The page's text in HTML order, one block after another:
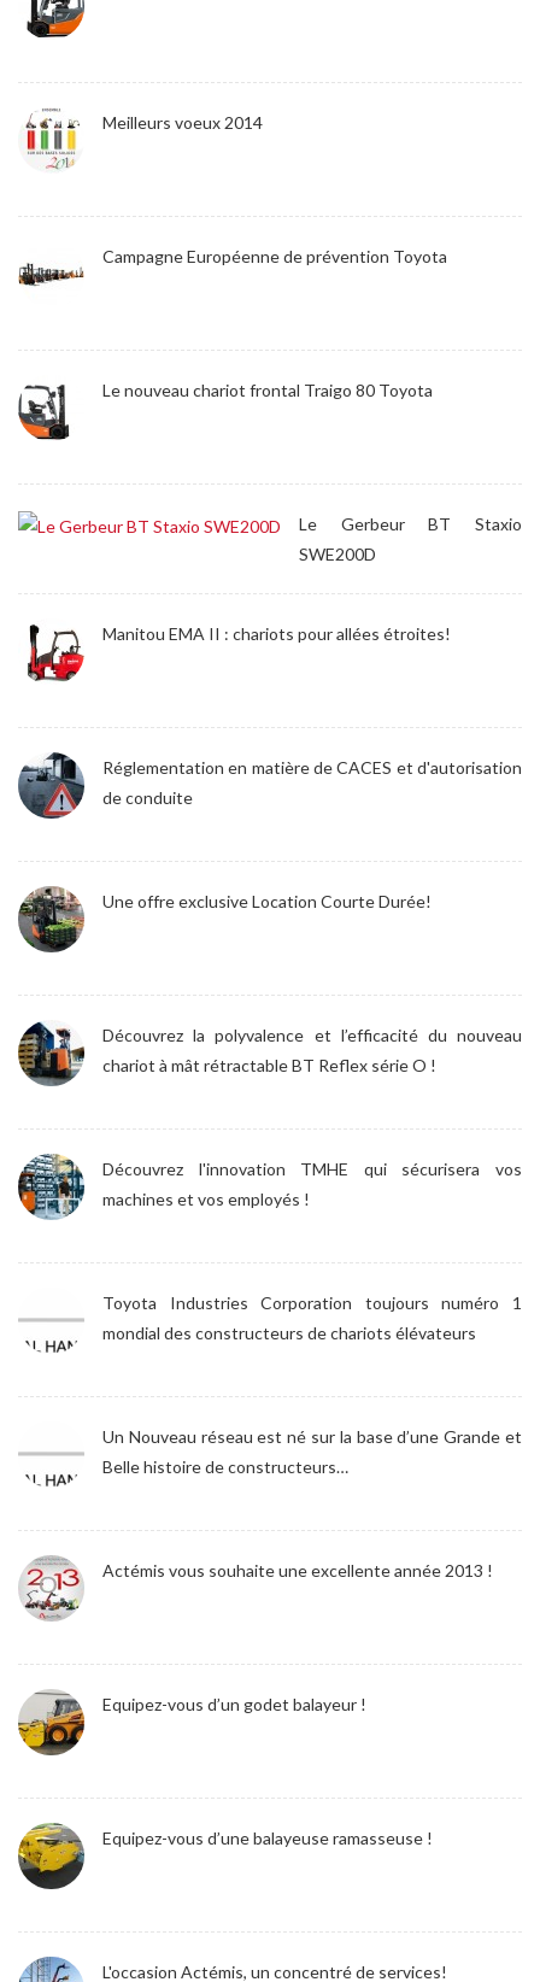
Meilleurs voeux 2014
Campagne Européenne de prévention Toyota
Le nouveau chariot frontal Traigo 80 Toyota
Le Gerbeur BT Staxio
SWE200D
Manitou EMA II : chariots pour allées étroites!
Réglementation en matière de CACES et d'autorisation
de conduite
Une offre exclusive Location Courte Durée!
Découvrez la polyvalence et l’efficacité du nouveau
chariot à mât rétractable BT Reflex série O !
Découvrez l'innovation TMHE qui sécurisera vos
machines et vos employés !
Toyota Industries Corporation toujours numéro 1
mondial des constructeurs de chariots élévateurs
Un Nouveau réseau est né sur la base d’une Grande et
Belle histoire de constructeurs…
Actémis vous souhaite une excellente année 2013 !
Equipez-vous d’un godet balayeur !
Equipez-vous d’une balayeuse ramasseuse !
L'occasion Actémis, un concentré de services!